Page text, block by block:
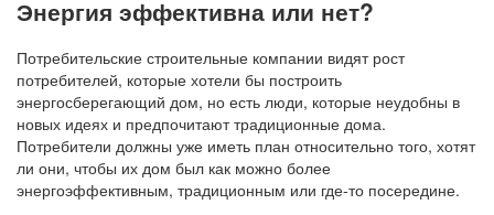
Энергия эффективна или нет?
Потребительские строительные компании видят рост
потребителей, которые хотели бы построить
энергосберегающий дом, но есть люди, которые неудобны в
новых идеях и предпочитают традиционные дома.
Потребители должны уже иметь план относительно того, хотят
ли они, чтобы их дом был как можно более
энергоэффективным, традиционным или где-то посередине.